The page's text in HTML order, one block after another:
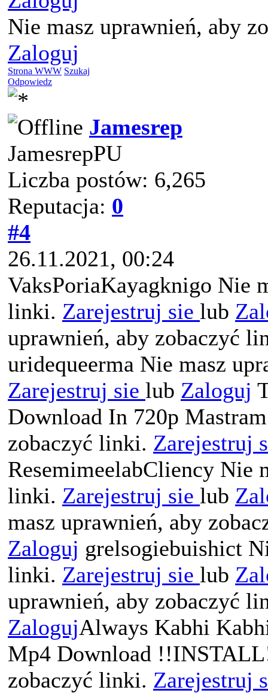
Nie masz uprawnień, aby
Zaloguj
Strona WWW Szukaj
Odpowiedz
Jamesrep
JamesrepPU
Liczba postów: 6,265
Reputacja: 0
#4
26.11.2021, 00:24
VaksPoriaKayagknigo Nie
linki. Zarejestruj sie lub
uprawnień, aby zobaczyć
uridequeerma Nie masz
Zarejestruj sie lub Zaloguj
Download In 720p
zobaczyć linki. Zarejestruj
ResemimeelabCliency Nie
linki. Zarejestruj sie lub
masz uprawnień, aby
Zaloguj grelsogiebuishict
linki. Zarejestruj sie lub
uprawnień, aby zobaczyć
ZalogujAlways Kabhi
Mp4 Download
zobaczyć linki. Zarejestruj